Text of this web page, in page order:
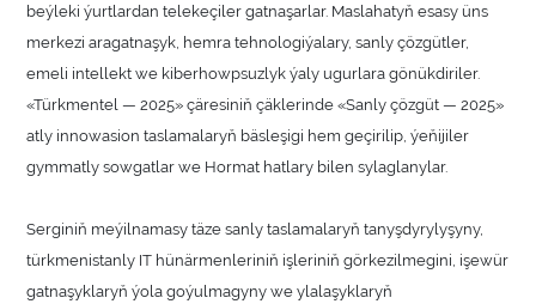
beýleki ýurtlardan telekeçiler gatnaşarlar. Maslahatyň esasy üns
merkezi aragatnaşyk, hemra tehnologiýalary, sanly çözgütler,
emeli intellekt we kiberhowpsuzlyk ýaly ugurlara gönükdiriler.
«Türkmentel — 2025» çäresiniň çäklerinde «Sanly çözgüt — 2025»
atly innowasion taslamalaryň bäsleşigi hem geçirilip, ýeňijiler
gymmatly sowgatlar we Hormat hatlary bilen sylaglanylar.
Serginiň meýilnamasy täze sanly taslamalaryň tanyşdyrylyşyny,
türkmenistanly IT hünärmenleriniň işleriniň görkezilmegini, işewür
gatnaşyklaryň ýola goýulmagyny we ylalaşyklaryň